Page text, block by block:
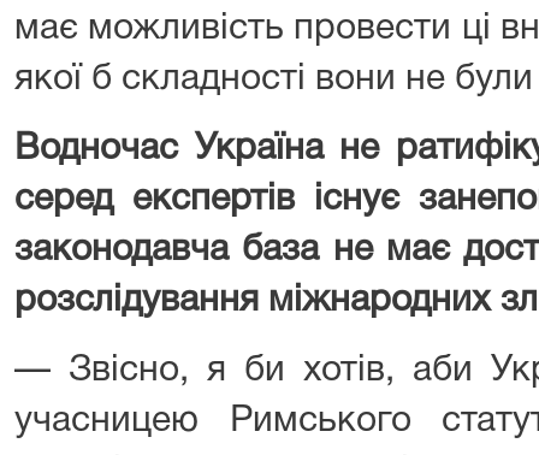
має можливість провести ці
якої б складності вони не
Водночас Україна не
серед експертів існує
законодавча база не має
розслідування міжнародних
— Звісно, я би хотів, аби
учасницею Римського